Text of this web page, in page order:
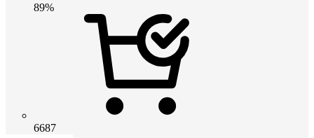
89%
6687